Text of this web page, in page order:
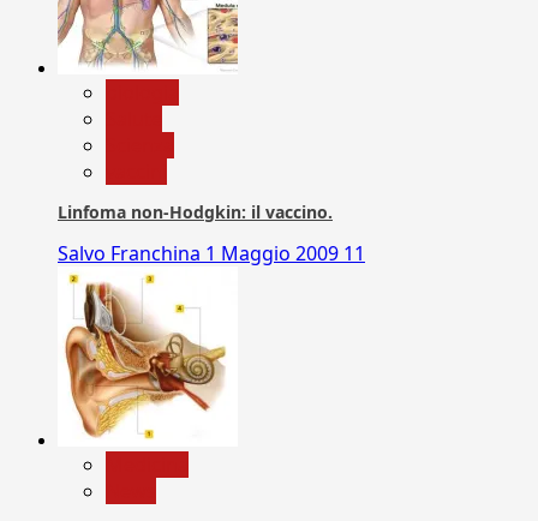
Linfoma non-Hodgkin: il vaccino.
Salvo Franchina 1 Maggio 2009 11